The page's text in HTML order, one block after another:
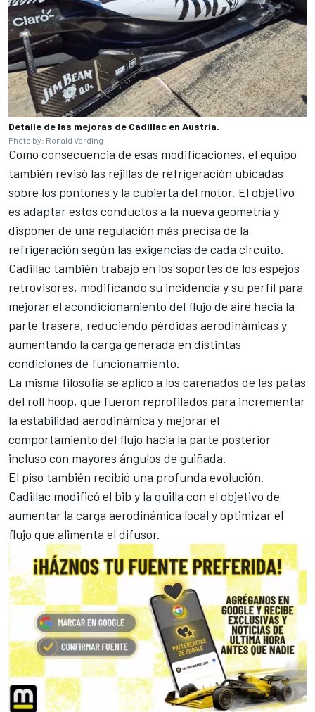
Detalle de las mejoras de Cadillac en Austria.
Photo by: Ronald Vording
Como consecuencia de esas modificaciones, el equipo
también revisó las rejillas de refrigeración ubicadas
sobre los pontones y la cubierta del motor. El objetivo
es adaptar estos conductos a la nueva geometría y
disponer de una regulación más precisa de la
refrigeración según las exigencias de cada circuito.
Cadillac también trabajó en los soportes de los espejos
retrovisores, modificando su incidencia y su perfil para
mejorar el acondicionamiento del flujo de aire hacia la
parte trasera, reduciendo pérdidas aerodinámicas y
aumentando la carga generada en distintas
condiciones de funcionamiento.
La misma filosofía se aplicó a los carenados de las patas
del roll hoop, que fueron reprofilados para incrementar
la estabilidad aerodinámica y mejorar el
comportamiento del flujo hacia la parte posterior
incluso con mayores ángulos de guiñada.
El piso también recibió una profunda evolución.
Cadillac modificó el bib y la quilla con el objetivo de
aumentar la carga aerodinámica local y optimizar el
flujo que alimenta el difusor.